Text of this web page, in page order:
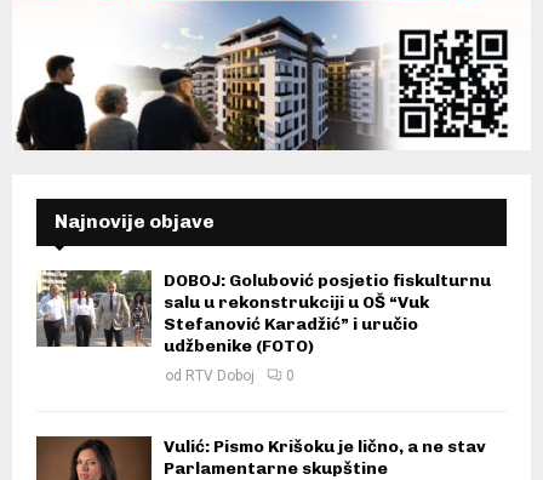
Najnovije objave
DOBOJ: Golubović posjetio fiskulturnu
salu u rekonstrukciji u OŠ “Vuk
Stefanović Karadžić” i uručio
udžbenike (FOTO)
od RTV Doboj 0
Vulić: Pismo Krišoku je lično, a ne stav
Parlamentarne skupštine